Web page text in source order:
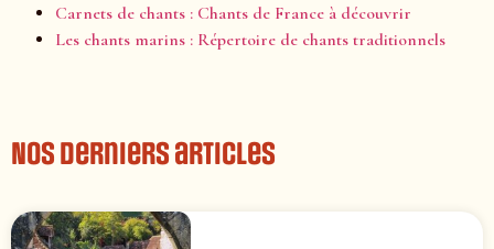
Carnets de chants : Chants de France à découvrir
Les chants marins : Répertoire de chants traditionnels
Nos derniers articles